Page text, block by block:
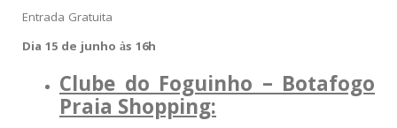
Entrada Gratuita
Dia 15 de junho às 16h
Clube do Foguinho – Botafogo
Praia Shopping: